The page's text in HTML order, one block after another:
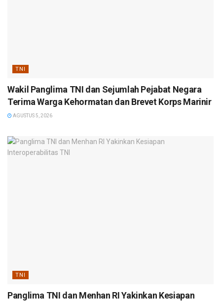
TNI
Wakil Panglima TNI dan Sejumlah Pejabat Negara
Terima Warga Kehormatan dan Brevet Korps Marinir
AGUSTUS 5, 2026
TNI
Panglima TNI dan Menhan RI Yakinkan Kesiapan